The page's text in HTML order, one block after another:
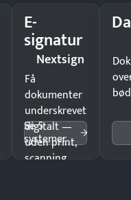
E-
signatur
Nextsign
Få
dokumenter
underskrevet
digitalt —
uden print,
scanning
Se 5
systemer